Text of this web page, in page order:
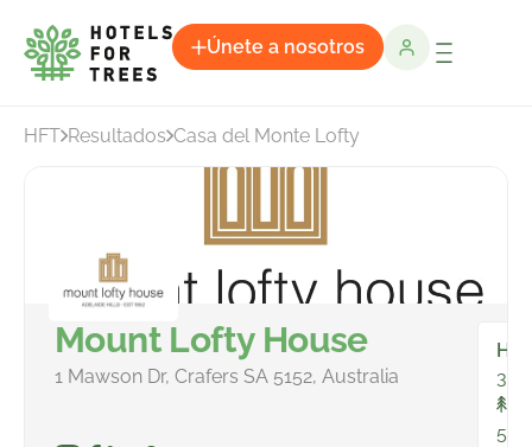
Únete a nosotros
HFT Resultados Casa del Monte Lofty
Mount Lofty House
1 Mawson Dr, Crafers SA 5152, Australia
33
581